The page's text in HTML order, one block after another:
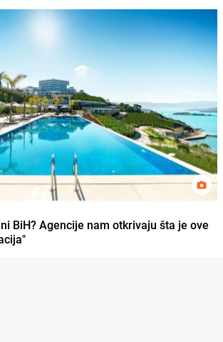
BiH? Agencije nam otkrivaju šta je ove